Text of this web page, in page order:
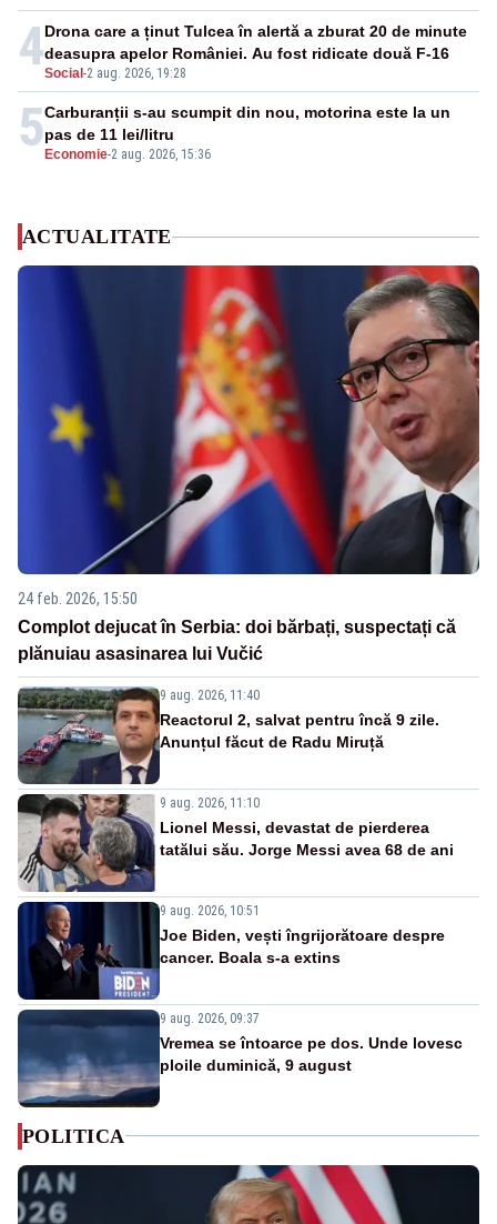
4Social -2 aug. 2026, 19:28
Drona care a ținut Tulcea în alertă a zburat 20 de minute
deasupra apelor României. Au fost ridicate două F-16
5 Economie-2 aug. 2026, 15:36
Carburanții s-au scumpit din nou, motorina este la un
pas de 11 lei/litru
ACTUALITATE
24 feb. 2026, 15:50
Complot dejucat în Serbia: doi bărbați, suspectați că
plănuiau asasinarea lui Vučić
9 aug. 2026, 11:40
Reactorul 2, salvat pentru încă 9 zile.
Anunțul făcut de Radu Miruță
9 aug. 2026, 11:10
Lionel Messi, devastat de pierderea
tatălui său. Jorge Messi avea 68 de ani
9 aug. 2026, 10:51
Joe Biden, vești îngrijorătoare despre
cancer. Boala s-a extins
9 aug. 2026, 09:37
Vremea se întoarce pe dos. Unde lovesc
ploile duminică, 9 august
POLITICA